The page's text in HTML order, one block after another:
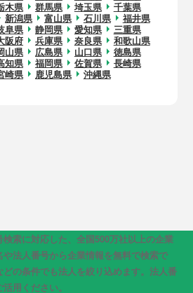
木県 群馬県 埼玉県
千葉県
新潟県 富山県 石川県
福井県
阜県 静岡県 愛知県
三重県
阪府 兵庫県 奈良県
和歌山県
山県 広島県 山口県
徳島県
知県 福岡県 佐賀県
長崎県
崎県 鹿児島県 沖縄県
索に対応した、全国500万社以上の企業
法人番号から企業情報を無料で検索で
の条件でも法人を絞り込めます。法人番
用ください。